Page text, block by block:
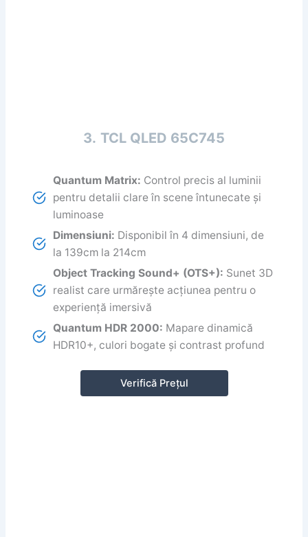
3. TCL QLED 65C745
Quantum Matrix: Control precis al luminii
pentru detalii clare în scene întunecate și
luminoase
Dimensiuni: Disponibil în 4 dimensiuni, de
la 139cm la 214cm
Object Tracking Sound+ (OTS+): Sunet 3D
realist care urmărește acțiunea pentru o
experiență imersivă
Quantum HDR 2000: Mapare dinamică
HDR10+, culori bogate și contrast profund
Verifică Prețul